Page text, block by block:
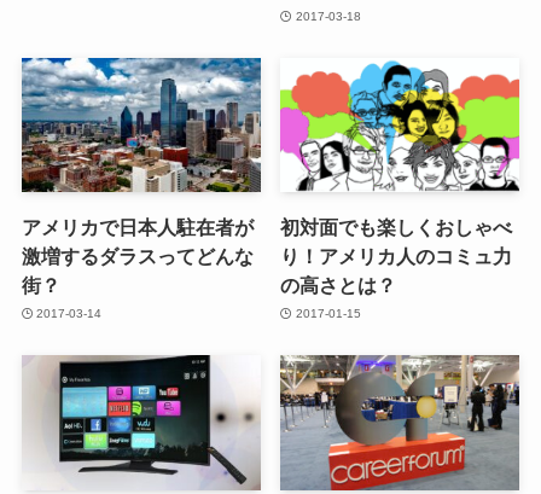
2017-03-18
アメリカで日本人駐在者が
激増するダラスってどんな
街？
2017-03-14
初対面でも楽しくおしゃべ
り！アメリカ人のコミュ力
の高さとは？
2017-01-15